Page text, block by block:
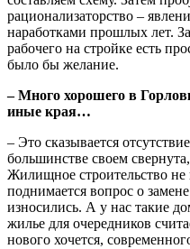
рационализаторство –
наработками прошлых лет.
рабочего на стройке есть
было бы желание.
– Много хорошего в
иные края…
– Это сказывается
большинстве своем
Жилищное строительство не
поднимается вопрос о
износились. А у нас такие
жилье для очередников
нового хочется,